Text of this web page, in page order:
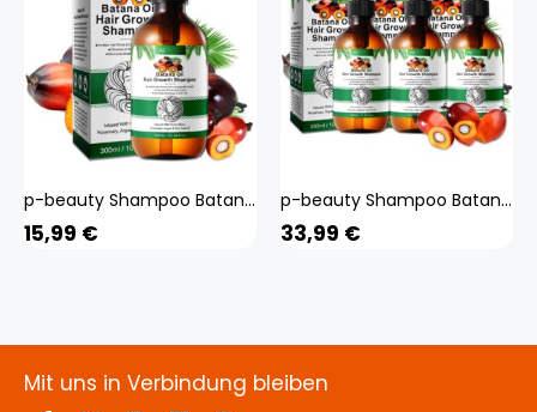
p-beauty Shampoo Batana mit Rosmarin Haarwachstum Kopfhaut Pflege anti Haarausfall Vegan, 1x 300ml
15,99 €
p-beauty Shampoo Batana mit Rosmarin Haarwachstum Kopfhaut Pflege anti Haarausfall Vegan, 3x 300ml
33,99 €
Mit uns in Verbindung bleiben